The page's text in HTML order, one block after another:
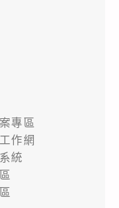
專區
作網
統